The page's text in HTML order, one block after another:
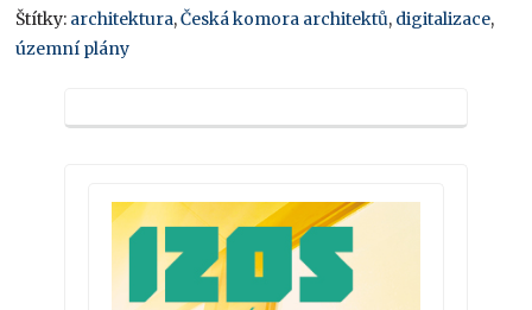
Štítky: architektura,Česká komora architektů, digitalizace,
územní plány